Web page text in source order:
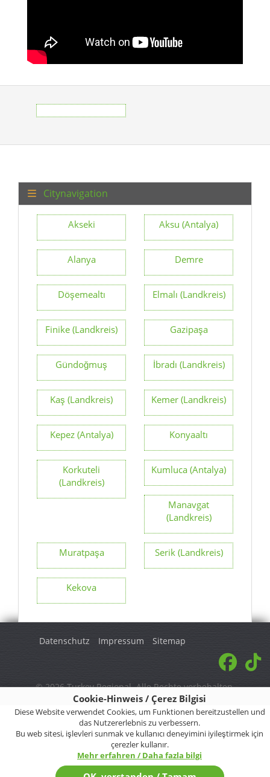
Cookie-Hinweis / Çerez Bilgisi
Diese Website verwendet Cookies, um Funktionen bereitzustellen und
das Nutzererlebnis zu verbessern.
Bu web sitesi, işlevleri sunmak ve kullanıcı deneyimini iyileştirmek için
çerezler kullanır.
Mehr erfahren / Daha fazla bilgi
Citynavigation
Akseki Aksu (Antalya)
Alanya Demre
Döşemealtı Elmalı (Landkreis)
Finike (Landkreis) Gazipaşa
Gündoğmuş İbradı (Landkreis)
Kaş (Landkreis) Kemer (Landkreis)
Kepez (Antalya) Konyaaltı
Korkuteli
(Landkreis)
Kumluca (Antalya)
Manavgat
(Landkreis)
Muratpaşa Serik (Landkreis)
Kekova
Datenschutz Impressum Sitemap
© 2026 Turkey Regional. Alle Rechte vorbehalten.